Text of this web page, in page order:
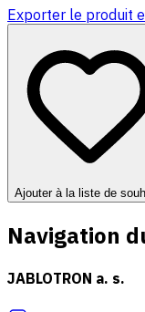
Exporter le produit
Ajouter à la liste de
Navigation
JABLOTRON a. s.